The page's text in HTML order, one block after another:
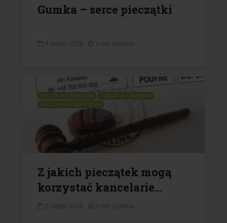
Gumka – serce pieczątki
8 lutego 2018 3 min czytania
PIECZĄTKA FIRMOWA
PIECZĄTKA IMIENNA
PIECZĄTKA PODPISOWA
Z jakich pieczątek mogą
korzystać kancelarie...
5 lutego 2018 3 min czytania